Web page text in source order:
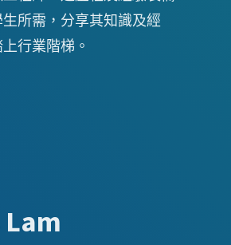
所需，分享其知識及經
行業階梯。